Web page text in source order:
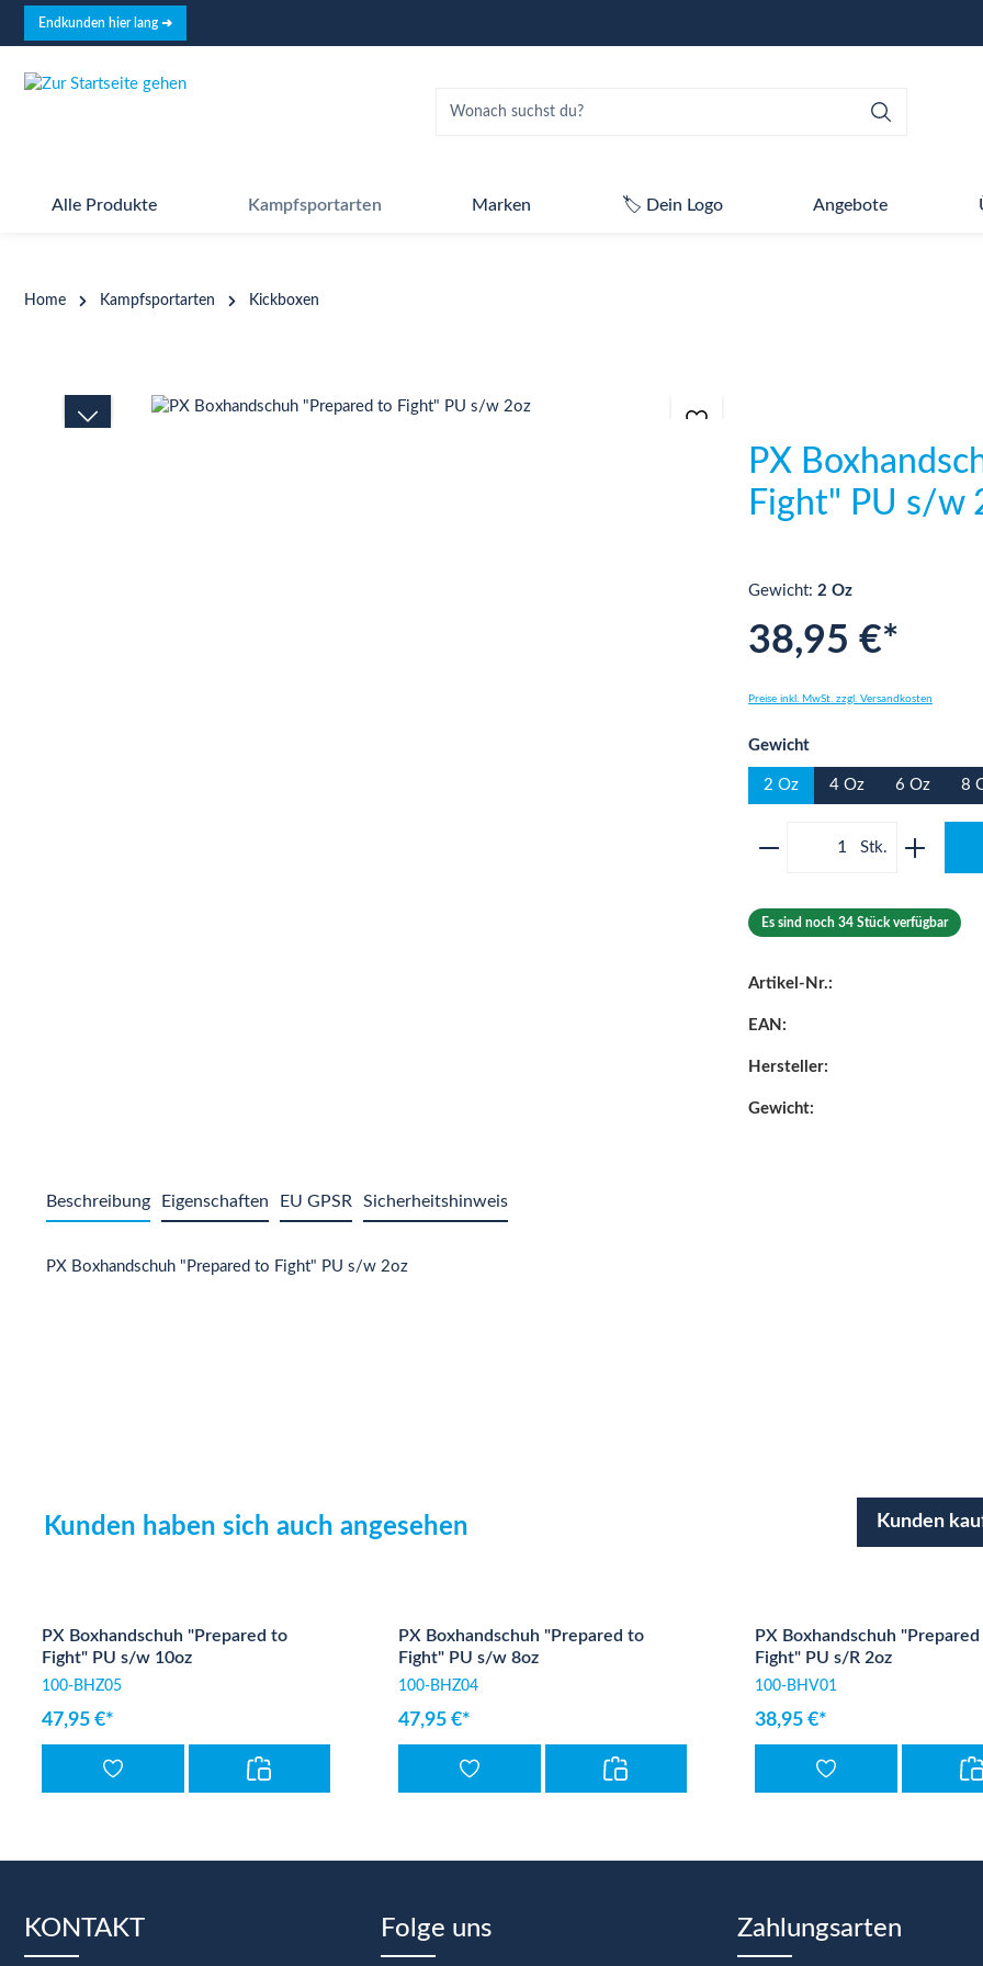
Zur Hauptnavigation springen
Endkunden hier lang ➜
Alle Produkte Kampfsportarten Marken 🏷️ Dein Logo Angebote
Home Kampfsportarten Kickboxen
Bildergalerie überspringen
PX
Fight" PU s/w
Gewicht: 2 Oz
38,95 €*
Preise inkl. MwSt. zzgl. Versandkosten
Gewichtauswählen
2 Oz 4 Oz 6 Oz 8
Produkt Anzahl:
Es sind noch 34 Stück verfügbar
Artikel-Nr.:
EAN:
Hersteller:
Gewicht:
Beschreibung Eigenschaften EU GPSR Sicherheitshinweis
PX Boxhandschuh "Prepared to Fight" PU s/w 2oz
Kunden haben sich auch angesehen Kunden
PX Boxhandschuh "Prepared to
Fight" PU s/w 10oz
100-BHZ05
47,95 €*
PX Boxhandschuh "Prepared to
Fight" PU s/w 8oz
100-BHZ04
47,95 €*
PX Boxhandschuh
Fight" PU s/R 2oz
100-BHV01
38,95 €*
KONTAKT Folge uns Zahlungsarten